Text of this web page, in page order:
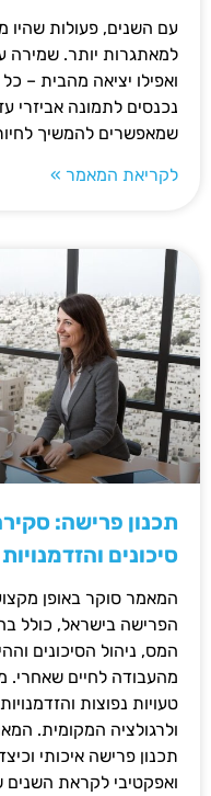
עם השנים, פעולות שהיו
למאתגרות יותר. שמירה
ואפילו יציאה מהבית –
נכנסים לתמונה אביזרי
שמאפשרים להמשיך
לקריאת המאמר »
תכנון פרישה:
סיכונים
המאמר סוקר באופן
הפרישה בישראל, כולל
המס, ניהול הסיכונים
מהעבודה לחיים שאחרי.
טעויות נפוצות
ולרגולציה המקומית.
תכנון פרישה איכותי
ואפקטיבי לקראת